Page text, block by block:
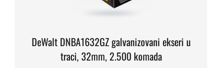
DeWalt DNBA1632GZ galvanizovani ekseri u
traci, 32mm, 2.500 komada